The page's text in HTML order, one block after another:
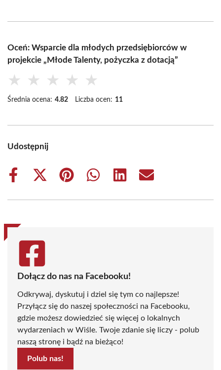
Oceń: Wsparcie dla młodych przedsiębiorców w
projekcie „Młode Talenty, pożyczka z dotacją”
★ ★ ★ ★ ★
Średnia ocena: 4.82 Liczba ocen: 11
Udostępnij
Share
Share
(Twitter)
Share
Share
Share
Share
Dołącz do nas na Facebooku!
Odkrywaj, dyskutuj i dziel się tym co najlepsze!
Przyłącz się do naszej społeczności na Facebooku,
gdzie możesz dowiedzieć się więcej o lokalnych
wydarzeniach w Wiśle. Twoje zdanie się liczy - polub
naszą stronę i bądź na bieżąco!
Polub nas!